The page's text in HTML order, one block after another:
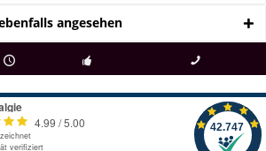
angesehen
Jahren Fachgeschäft + telefonisch erreichbar
09497 1511